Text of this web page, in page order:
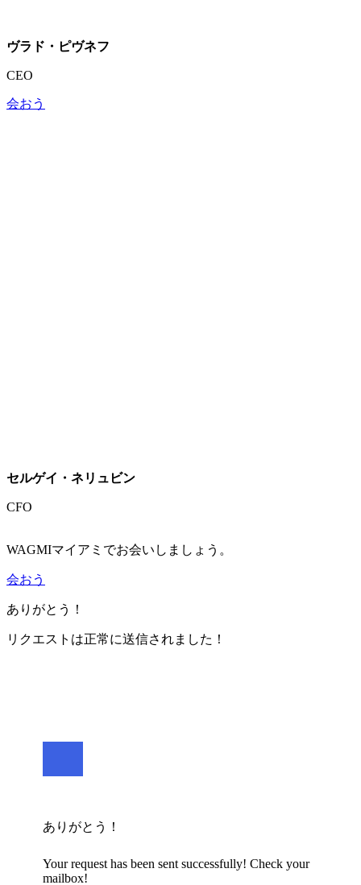
ヴラド・ピヴネフ
CEO
会おう
セルゲイ・ネリュビン
CFO
WAGMIマイアミでお会いしましょう。
会おう
ありがとう！
リクエストは正常に送信されました！
ありがとう！
Your request has been sent successfully! Check your
mailbox!